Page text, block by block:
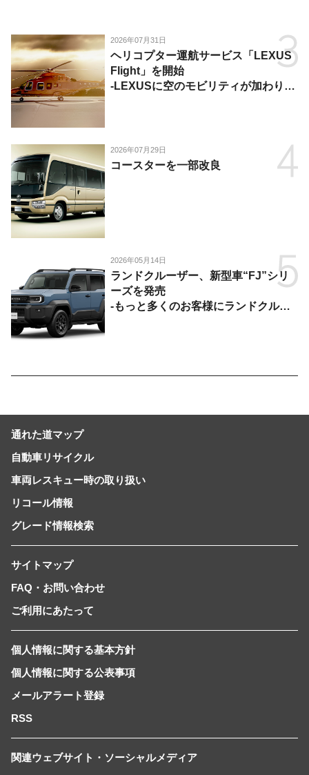
2026年07月31日
ヘリコプター運航サービス「LEXUS
Flight」を開始
-LEXUSに空のモビリティが加わり、
2026年07月29日
コースターを一部改良
2026年05月14日
ランドクルーザー、新型車“FJ”シリ
ーズを発売
-もっと多くのお客様にランドクルー
通れた道マップ
自動車リサイクル
車両レスキュー時の取り扱い
リコール情報
グレード情報検索
サイトマップ
FAQ・お問い合わせ
ご利用にあたって
個人情報に関する基本方針
個人情報に関する公表事項
メールアラート登録
RSS
関連ウェブサイト・ソーシャルメディア